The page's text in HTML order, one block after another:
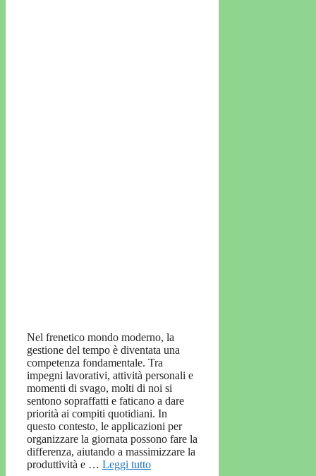
Nel frenetico mondo moderno, la
gestione del tempo è diventata una
competenza fondamentale. Tra
impegni lavorativi, attività personali e
momenti di svago, molti di noi si
sentono sopraffatti e faticano a dare
priorità ai compiti quotidiani. In
questo contesto, le applicazioni per
organizzare la giornata possono fare la
differenza, aiutando a massimizzare la
produttività e … Leggi tutto